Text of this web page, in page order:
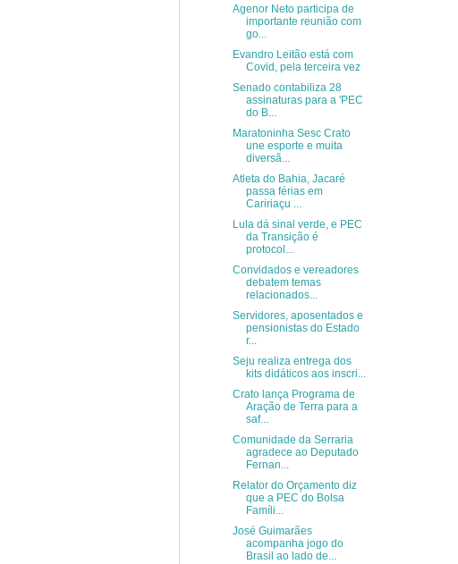
Agenor Neto participa de
importante reunião com
go...
Evandro Leitão está com
Covid, pela terceira vez
Senado contabiliza 28
assinaturas para a 'PEC
do B...
Maratoninha Sesc Crato
une esporte e muita
diversã...
Atleta do Bahia, Jacaré
passa férias em
Caririaçu ...
Lula dá sinal verde, e PEC
da Transição é
protocol...
Convidados e vereadores
debatem temas
relacionados...
Servidores, aposentados e
pensionistas do Estado
r...
Seju realiza entrega dos
kits didáticos aos inscri...
Crato lança Programa de
Aração de Terra para a
saf...
Comunidade da Serraria
agradece ao Deputado
Fernan...
Relator do Orçamento diz
que a PEC do Bolsa
Famíli...
José Guimarães
acompanha jogo do
Brasil ao lado de...